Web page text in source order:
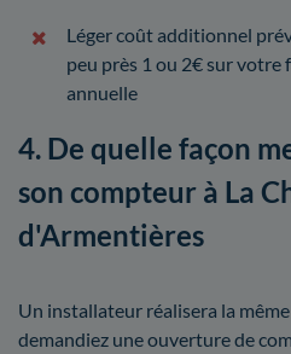
Léger coût additionnel
peu près 1 ou 2€ sur
annuelle
4. De quelle façon
son compteur à La
d'Armentières
Un installateur réalisera la
demandiez une ouverture de